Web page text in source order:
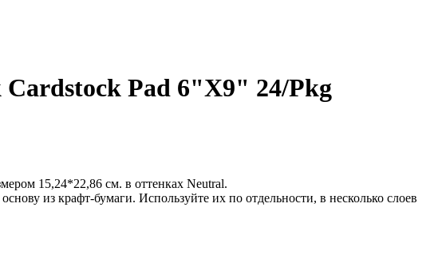
Pad 6"X9" 24/Pkg
15,24*22,86 см. в оттенках Neutral.
из крафт-бумаги. Используйте их по отдельности, в несколько слоев